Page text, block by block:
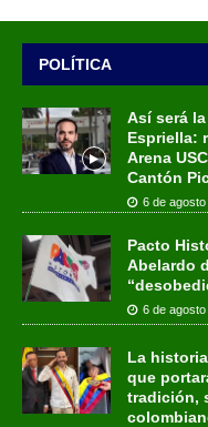
POLÍTICA
Así será
Espriella:
Arena
Cantón
6 de
Pacto
Abelardo
6 de
La
que
tradición,